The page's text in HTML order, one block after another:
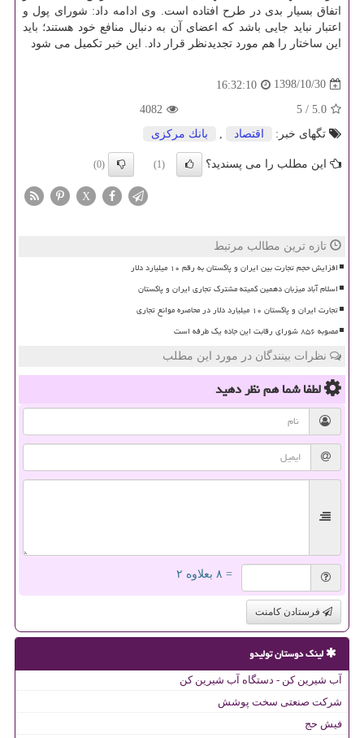
اتفاق بسیار بدی در طرح افتاده است. وی ادامه داد: شورای پول و
اعتبار نباید جایی باشد كه اعضای آن به دنبال منافع خود هستند؛ باید
این ساختار را هم مورد تجدیدنظر قرار داد. این خبر تكمیل می شود
1398/10/30
16:32:10
5.0
/
5
4082
تگهای خبر:
اقتصاد بانك مركزی
این مطلب را می پسندید؟ (1)
(0)
X
تازه ترین مطالب مرتبط
افزایش حجم تجارت بین ایران و پاکستان به رقم ۱۰ میلیارد دلار
اسلام آباد میزبان دهمین کمیته مشترک تجاری ایران و پاکستان
تجارت ایران و پاکستان ۱۰ میلیارد دلار در محاصره موانع تجاری
مصوبه ۸۵۶ شورای رقابت این جاده یک طرفه است
نظرات بینندگان در مورد این مطلب
لطفا شما همنظر دهید
= ۸ بعلاوه ۲
فرستادن کامنت
لینک دوستان تولیدو
آب شیرین کن - دستگاه آب شیرین کن
شرکت صنعتی سخت پوشش
فیش حج